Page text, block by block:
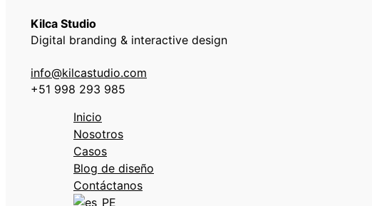
Kilca Studio
Digital branding & interactive design
info@kilcastudio.com
+51 998 293 985
Inicio
Nosotros
Casos
Blog de diseño
Contáctanos